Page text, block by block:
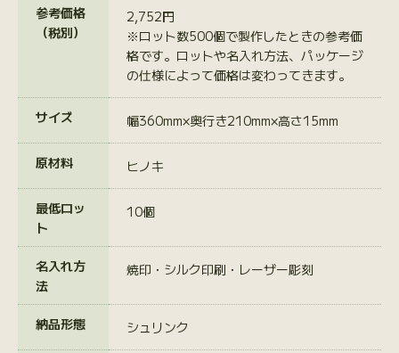
参考価格
（税別）
2,752円
※ロット数500個で製作したときの参考価
格です。ロットや名入れ方法、パッケージ
の仕様によって価格は変わってきます。
サイズ 幅360mm×奥行き210mm×高さ15mm
原材料 ヒノキ
最低ロッ
ト
10個
名入れ方
法
焼印・シルク印刷・レーザー彫刻
納品形態 シュリンク